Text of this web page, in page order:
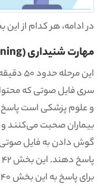
در ادامه، هر کدام از
مهارت شنیداری (Listening)
این
سری فایل صوتی که
و علوم پزشکی است پاسخ
بیماران صحبت می‌کنند
گوش دادن به فایل
برای پاسخ به این بخش 40 دقیقه است.